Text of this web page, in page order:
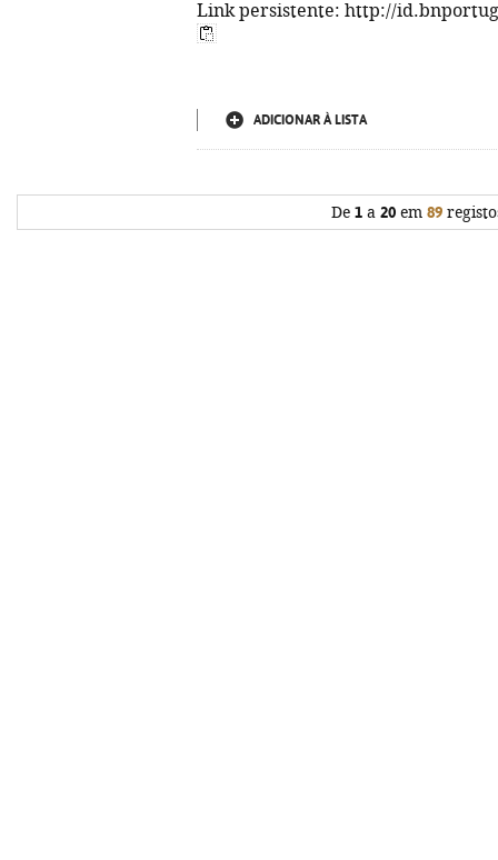
Link persistente: http://
ADICIONAR À LISTA
De 1a 20em 89